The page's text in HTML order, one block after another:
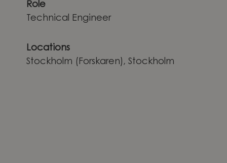
Role
Technical Engineer
Locations
Stockholm (Forskaren), Stockholm